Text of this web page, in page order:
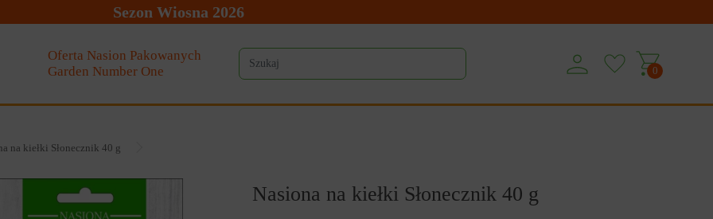
Sezon Wiosna 2026
Oferta Nasion Pakowanych
Garden Number One
0
na kiełki Słonecznik 40 g
Nasiona na kiełki Słonecznik 40 g